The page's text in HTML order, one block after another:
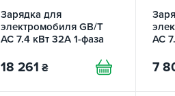
Зарядка для
электромобиля GB/T
AC 7.4 кВт 32А 1-фаза
SPARKS
18 261 ₴
AC
7